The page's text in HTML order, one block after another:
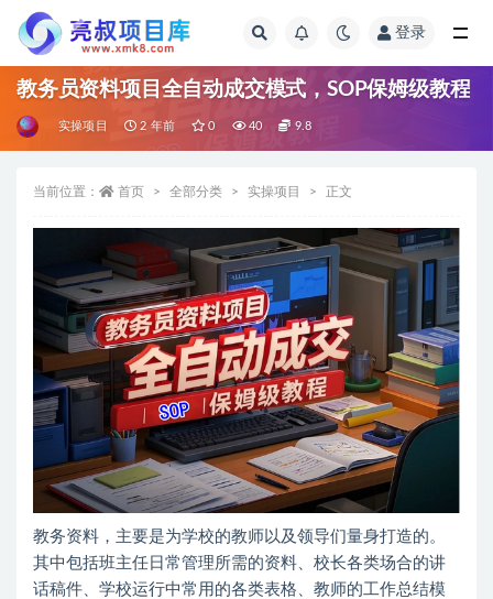
登录
教务员资料项目全自动成交模式，SOP保姆级教程
实操项目 2 年前 0 40 9.8
当前位置： 首页 全部分类 实操项目 正文
教务资料，主要是为学校的教师以及领导们量身打造的。
其中包括班主任日常管理所需的资料、校长各类场合的讲
话稿件、学校运行中常用的各类表格、教师的工作总结模